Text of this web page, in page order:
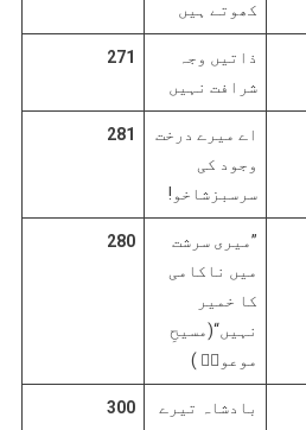
کھوتے ہیں
ذاتیں وجہ
شرافت نہیں
271
اے میرے درخت
وجود کی
سرسبزشاخو!
281
”میری سرشت
میں ناکامی
کا خمیر
نہیں“(مسیحِ
موعودؑ )
280
بادشاہ تیرے
300